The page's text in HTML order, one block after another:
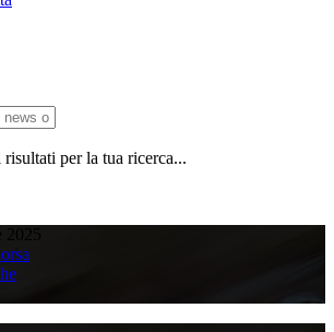
per la tua ricerca...